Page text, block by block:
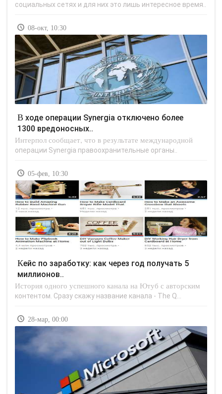
социальных сетях и для них это лишь интересное время..
08-окт, 10:30
В ходе операции Synergia отключено более
1300 вредоносных..
Интерпол сообщает, что в результате международной
операции Synergia правоохранительные органы..
05-фев, 10:30
Кейс по заработку: как через год получать 5
миллионов..
История одного успешного канала на Ютуб с авторским
контентом. Сразу скажу название канала - The Q...
28-мар, 00:00